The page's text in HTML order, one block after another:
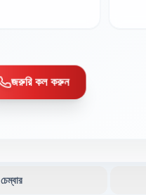
জরুরি কল করুন
চেম্বার